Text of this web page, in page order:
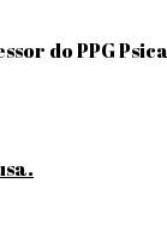
do PPG